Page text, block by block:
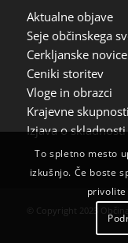
Aktualne objave
Seje občinskega
Cerkljanske novice
Ceniki storitev
Vloge in obrazci
Krajevne skupnosti
Izjava o skladnosti
© Copyright 2023
To spletno mesto
izkušnjo. Če boste